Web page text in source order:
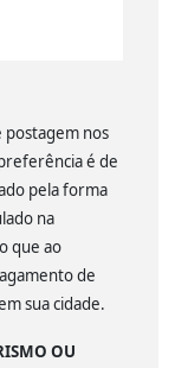
postagem nos
é de
pela forma
na
que ao
de
sua cidade.
OU